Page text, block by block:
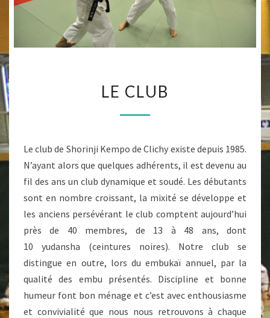
Kempo A
Été Fondé
En 1947 Au
Japon Par
Doshin So.
Depuis
1985.
CLUB
LE CLUB
Le club de Shorinji Kempo de Clichy existe depuis 1985.
N’ayant alors que quelques adhérents, il est devenu au
fil des ans un club dynamique et soudé. Les débutants
sont en nombre croissant, la mixité se développe et
les anciens persévérant le club comptent aujourd’hui
près de 40 membres, de 13 à 48 ans, dont
10 yudansha (ceintures noires). Notre club se
distingue en outre, lors du embukaï annuel, par la
qualité des embu présentés. Discipline et bonne
humeur font bon ménage et c’est avec enthousiasme
et convivialité que nous nous retrouvons à chaque